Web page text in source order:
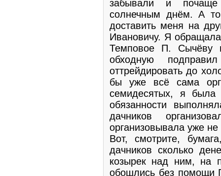
забывали и
солнечным днём. А то
доставить меня на
Ивановичу. Я
Темповое П. Сычёву
обходную
оттрейдировать до
бы уже всё сама
семидесятых, я была
обязанности
дачников
организовывала уже не
Вот, смотрите,
дачников сколько
козырек над ним, на
обошлись без помощи